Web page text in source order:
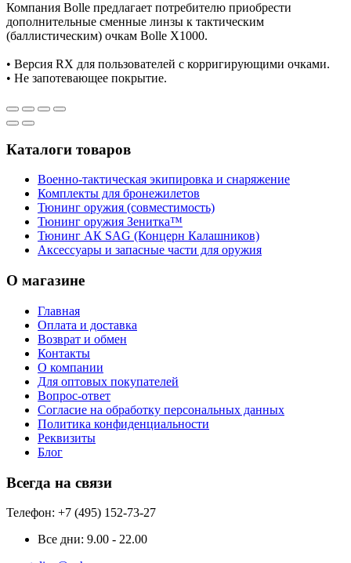
Компания Bolle предлагает потребителю приобрести
дополнительные сменные линзы к тактическим
(баллистическим) очкам Bolle X1000.
• Версия RX для пользователей с корригирующими очками.
• Не запотевающее покрытие.
Каталоги товаров
Военно-тактическая экипировка и снаряжение
Комплекты для бронежилетов
Тюнинг оружия (совместимость)
Тюнинг оружия Зенитка™
Тюнинг АК SAG (Концерн Калашников)
Аксессуары и запасные части для оружия
О магазине
Главная
Оплата и доставка
Возврат и обмен
Контакты
О компании
Для оптовых покупателей
Вопрос-ответ
Согласие на обработку персональных данных
Политика конфиденциальности
Реквизиты
Блог
Всегда на связи
Телефон: +7 (495) 152-73-27
Все дни: 9.00 - 22.00